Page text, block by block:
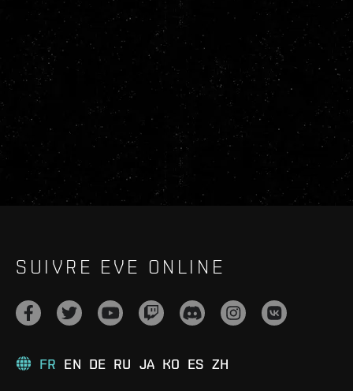
SUIVRE EVE ONLINE
FR EN DE RU JA KO ES ZH